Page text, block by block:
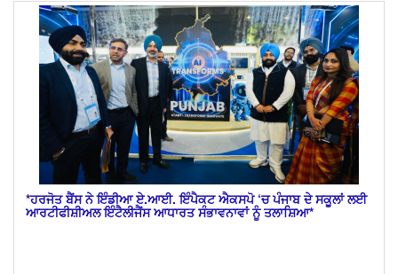
*ਹਰਜੋਤ ਬੈਂਸ ਨੇ ਇੰਡੀਆ ਏ.ਆਈ. ਇੰਪੈਕਟ ਐਕਸਪੋ ‘ਚ ਪੰਜਾਬ ਦੇ ਸਕੂਲਾਂ ਲਈ
ਆਰਟੀਫੀਸ਼ੀਅਲ ਇੰਟੈਲੀਜੈਂਸ ਆਧਾਰਤ ਸੰਭਾਵਨਾਵਾਂ ਨੂੰ ਤਲਾਸ਼ਿਆ*